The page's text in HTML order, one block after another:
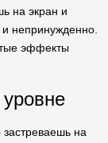
на экран и
непринужденно.
эффекты
на